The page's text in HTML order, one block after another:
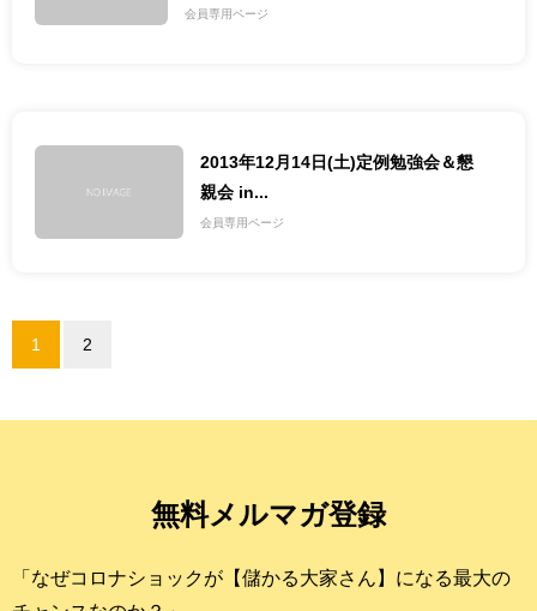
会員専用ページ
2013年12月14日(土)定例勉強会＆懇
親会 in...
会員専用ページ
1 2
無料メルマガ登録
「なぜコロナショックが【儲かる大家さん】になる最大の